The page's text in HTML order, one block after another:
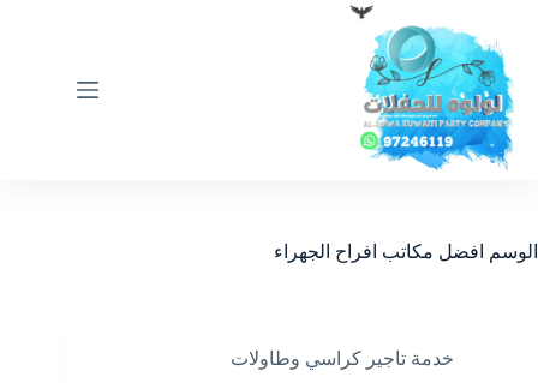
المحتوى
الوسم افضل مكاتب افراح الجهراء
خدمة تاجير كراسي وطاولات